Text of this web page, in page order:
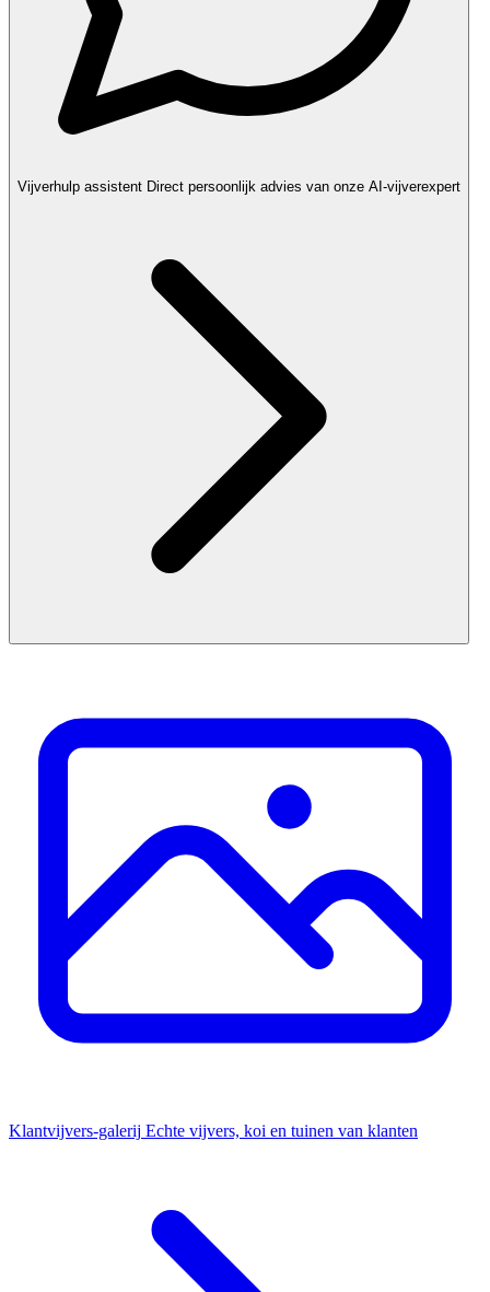
Vijverhulp assistent Direct persoonlijk advies van onze AI-vijverexpert
Klantvijvers-galerij Echte vijvers, koi en tuinen van klanten